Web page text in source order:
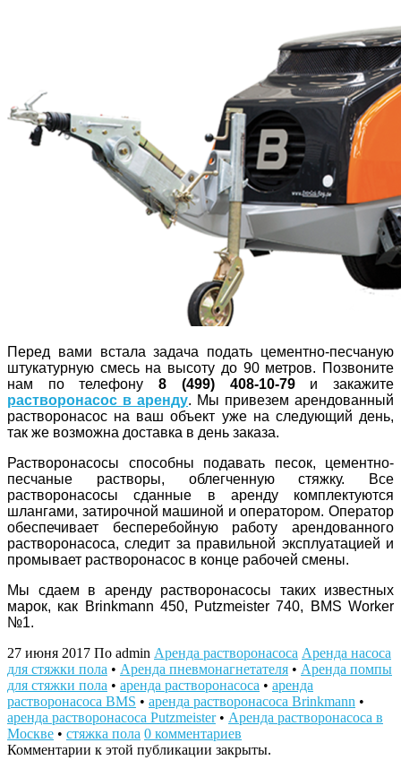
Перед вами встала задача подать цементно-песчаную
штукатурную смесь на высоту до 90 метров. Позвоните
нам по телефону8 (499) 408-10-79и закажите
растворонасос в аренду. Мы привезем арендованный
растворонасос на ваш объект уже на следующий день,
так же возможна доставка в день заказа.
Растворонасосы способны подавать песок, цементно-
песчаные растворы, облегченную стяжку. Все
растворонасосы сданные в аренду комплектуются
шлангами, затирочной машиной и оператором. Оператор
обеспечивает бесперебойную работу арендованного
растворонасоса, следит за правильной эксплуатацией и
промывает растворонасос в конце рабочей смены.
Мы сдаем в аренду растворонасосы таких известных
марок, как Brinkmann 450, Putzmeister 740, BMS Worker
№1.
27 июня 2017 По admin Аренда растворонасоса Аренда насоса
для стяжки пола • Аренда пневмонагнетателя • Аренда помпы
для стяжки пола • аренда растворонасоса • аренда
растворонасоса BMS • аренда растворонасоса Brinkmann •
аренда растворонасоса Putzmeister• Аренда растворонасоса в
Москве • стяжка пола 0 комментариев
Комментарии к этой публикации закрыты.